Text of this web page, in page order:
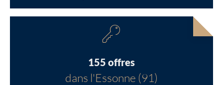
155 offres
dans l'Essonne (91)